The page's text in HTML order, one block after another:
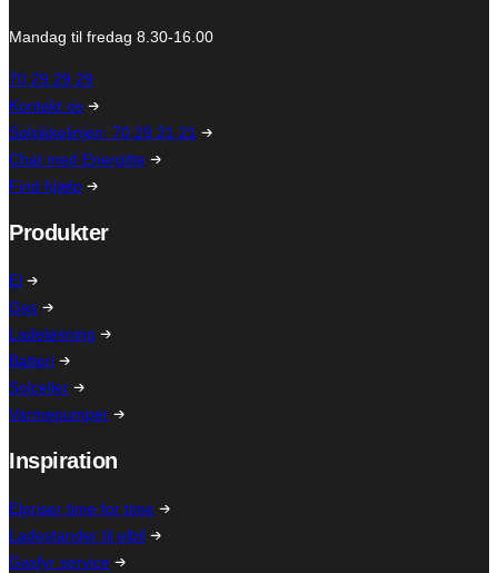
Mandag til fredag 8.30-16.00
70 29 29 29
Kontakt os
Solsikkelinjen: 70 29 21 21
Chat med Energitte
Find hjælp
Produkter
El
Gas
Ladeløsning
Batteri
Solceller
Varmepumper
Inspiration
Elpriser time for time
Ladestander til elbil
Gasfyr service